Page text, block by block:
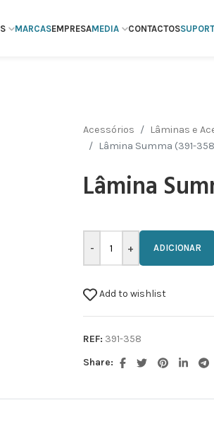
MARCASEMPRESAMEDIA CONTACTOS
Acessórios Lâminas e
Lâmina Summa (391-
Lâmina
ADICIONAR
Add to wishlist
REF: 391-358
Share: